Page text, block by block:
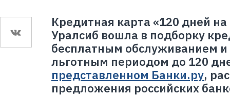
Кредитная карта «120 дней
Уралсиб вошла в подборку
бесплатным обслуживанием и
льготным периодом до 120
представленном Банки.ру,
предложения российских